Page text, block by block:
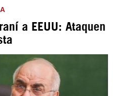
nexo_latino
hispantvcanal
c/hispantv
como: hispan_tv
a EEUU: Ataquen